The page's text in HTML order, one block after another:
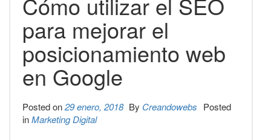
para mejorar el
posicionamiento web
en Google
Posted on29 enero, 2018 By Creandowebs Posted
inMarketing Digital